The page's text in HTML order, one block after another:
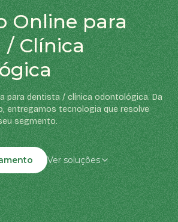
Online para
/ Clínica
para dentista / clínica odontológica. Da
entregamos tecnologia que resolve
segmento.
Ver soluções